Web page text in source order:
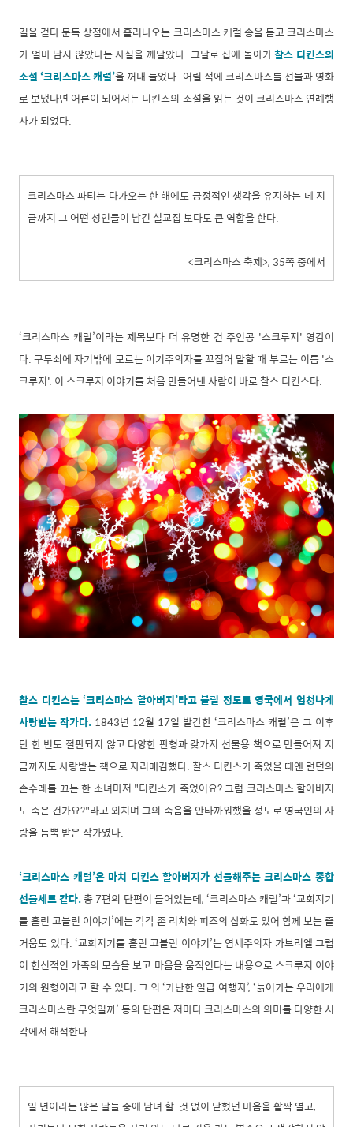
길을 걷다 문득 상점에서 흘러나오는 크리스마스 캐럴 송을 듣고 크리스마스
가 얼마 남지 않았다는 사실을 깨달았다. 그날로 집에 돌아가찰스 디킨스의
소설 ‘크리스마스 캐럴’을 꺼내 들었다. 어릴 적에 크리스마스를 선물과 영화
로 보냈다면 어른이 되어서는 디킨스의 소설을 읽는 것이 크리스마스 연례행
사가 되었다.
크리스마스 파티는 다가오는 한 해에도 긍정적인 생각을 유지하는 데 지
금까지 그 어떤 성인들이 남긴 설교집 보다도 큰 역할을 한다.
<크리스마스 축제>, 35쪽 중에서
‘크리스마스 캐럴’이라는 제목보다 더 유명한 건 주인공 '스크루지' 영감이
다. 구두쇠에 자기밖에 모르는 이기주의자를 꼬집어 말할 때 부르는 이름 '스
크루지'. 이 스크루지 이야기를 처음 만들어낸 사람이 바로 찰스 디킨스다.
찰스 디킨스는 ‘크리스마스 할아버지’라고 불릴 정도로 영국에서 엄청나게
사랑받는 작가다. 1843년 12월 17일 발간한 ‘크리스마스 캐럴’은 그 이후
단 한 번도 절판되지 않고 다양한 판형과 갖가지 선물용 책으로 만들어져 지
금까지도 사랑받는 책으로 자리매김했다. 찰스 디킨스가 죽었을 때엔 런던의
손수레를 끄는 한 소녀마저 "디킨스가 죽었어요? 그럼 크리스마스 할아버지
도 죽은 건가요?"라고 외치며 그의 죽음을 안타까워했을 정도로 영국인의 사
랑을 듬뿍 받은 작가였다.
‘크리스마스 캐럴’은 마치 디킨스 할아버지가 선물해주는 크리스마스 종합
선물세트 같다.총 7편의 단편이 들어있는데, ‘크리스마스 캐럴’과 ‘교회지기
를 홀린 고블린 이야기’에는 각각 존 리치와 피즈의 삽화도 있어 함께 보는 즐
거움도 있다. ‘교회지기를 홀린 고블린 이야기’는 염세주의자 가브리엘 그럽
이 헌신적인 가족의 모습을 보고 마음을 움직인다는 내용으로 스크루지 이야
기의 원형이라고 할 수 있다. 그 외 ‘가난한 일곱 여행자’, ‘늙어가는 우리에게
크리스마스란 무엇일까’ 등의 단편은 저마다 크리스마스의 의미를 다양한 시
각에서 해석한다.
일 년이라는 많은 날들 중에 남녀 할 것 없이 닫혔던 마음을 활짝 열고,